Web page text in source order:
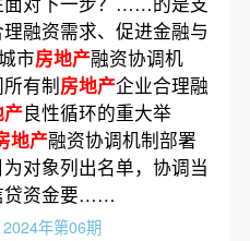
融资需求、促进金融与
市房地产融资协调机
有制房地产企业合理融
良性循环的重大举
地产融资协调机制部署
对象列出名单，协调当
贷资金要……
2024年第06期